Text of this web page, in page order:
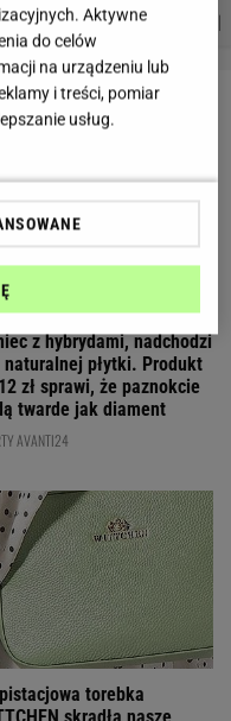
WISŁAWA SZYMBORSKA
z hybrydami, nadchodzi
naturalnej płytki. Produkt
zł sprawi, że paznokcie
twarde jak diament
AVANTI24
torebka
Aktywne
do celów
na urządzeniu lub
i treści, pomiar
usług.